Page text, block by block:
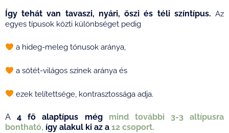
Így tehát van tavaszi, nyári, őszi és téli színtípus. Az
egyes típusok közti különbséget pedig
a hideg-meleg tónusok aránya,
a sötét-világos színek aránya és
ezek telítettsége, kontrasztossága adja.
A4 fő alaptípus még mind további 3-3 altípusra
bontható, így alakul ki az a 12 csoport.